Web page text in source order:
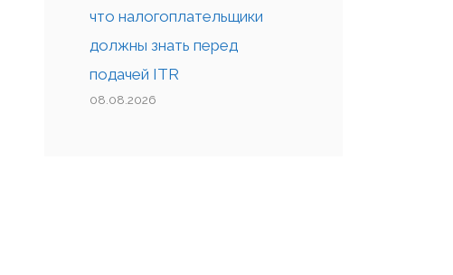
что налогоплательщики
должны знать перед
подачей ITR
08.08.2026